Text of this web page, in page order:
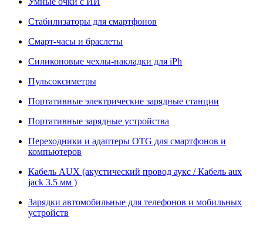
Стабилизаторы для смартфонов
Смарт-часы и браслеты
Силиконовые чехлы-накладки для iPh
Пульсоксиметры
Портативные электрические зарядные станции
Портативные зарядные устройства
Переходники и адаптеры OTG для смартфонов и
компьютеров
Кабель AUX (акустический провод аукс / Кабель aux
jack 3.5 мм )
Зарядки автомобильные для телефонов и мобильных
устройств